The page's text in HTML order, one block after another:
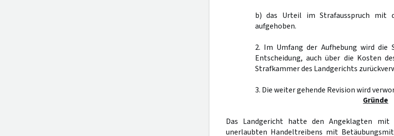
b) das Urteil im Strafausspruch mit
aufgehoben.
2. Im Umfang der Aufhebung wird die
Entscheidung, auch über die Kosten
Strafkammer des Landgerichts
3. Die weiter gehende Revision wird
Gründe
Das Landgericht hatte den Angeklagten
unerlaubten Handeltreibens mit